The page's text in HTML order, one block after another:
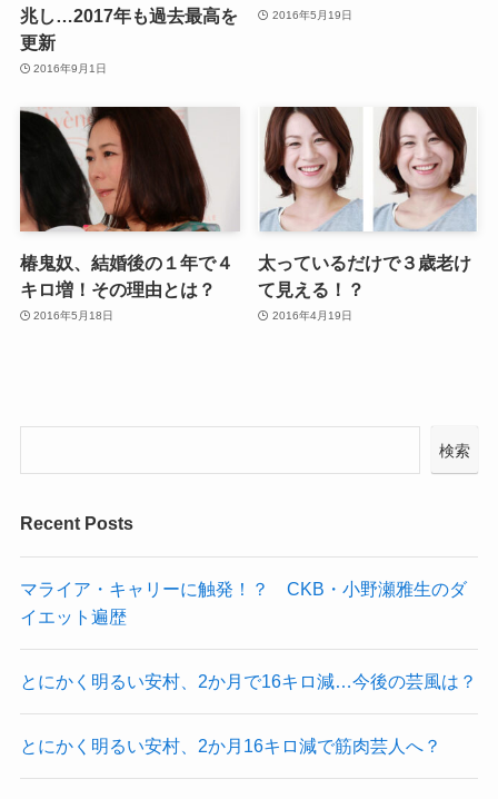
兆し…2017年も過去最高を
更新
2016年9月1日
2016年5月19日
椿鬼奴、結婚後の１年で４
キロ増！その理由とは？
2016年5月18日
太っているだけで３歳老け
て見える！？
2016年4月19日
検索
Recent Posts
マライア・キャリーに触発！？ CKB・小野瀬雅生のダ
イエット遍歴
とにかく明るい安村、2か月で16キロ減…今後の芸風は？
とにかく明るい安村、2か月16キロ減で筋肉芸人へ？